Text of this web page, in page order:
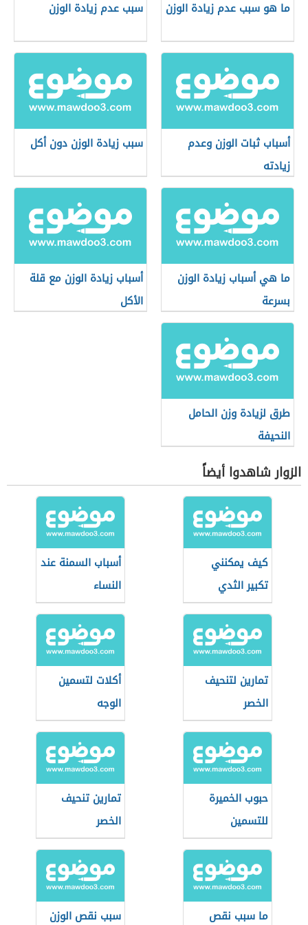
ما هو سبب عدم زيادة الوزن سبب عدم زيادة الوزن
أسباب ثبات الوزن وعدم
زيادته
سبب زيادة الوزن دون أكل
ما هي أسباب زيادة الوزن
بسرعة
أسباب زيادة الوزن مع قلة
الأكل
طرق لزيادة وزن الحامل
النحيفة
الزوار شاهدوا أيضاً
كيف يمكنني
تكبير الثدي
أسباب السمنة عند
النساء
تمارين لتنحيف
الخصر
أكلات لتسمين
الوجه
حبوب الخميرة
للتسمين
تمارين تنحيف
الخصر
ما سبب نقص
سبب نقص الوزن